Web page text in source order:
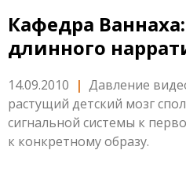
Кафедра
длинного
14.09.2010 | Давление
растущий детский мозг
сигнальной системы к
к конкретному образу.